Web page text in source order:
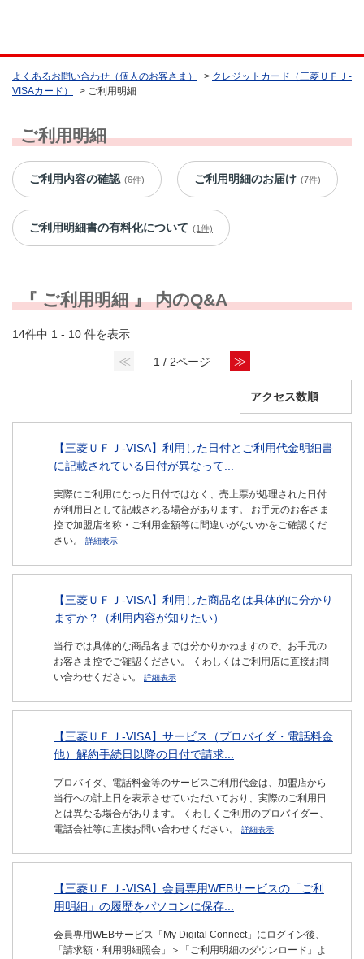
よくあるお問い合わせ（個人のお客さま） > クレジットカード（三菱ＵＦＪ-
VISAカード）
> ご利用明細
ご利用明細
ご利用内容の確認 (6件) ご利用明細のお届け (7件)
ご利用明細書の有料化について (1件)
『 ご利用明細 』 内のQ&A
14件中 1 - 10 件を表示
≪ 1 / 2ページ ≫
【三菱ＵＦＪ-VISA】利用した日付とご利用代金明細書
に記載されている日付が異なって...
実際にご利用になった日付ではなく、売上票が処理された日付
が利用日として記載される場合があります。 お手元のお客さま
控で加盟店名称・ご利用金額等に間違いがないかをご確認くだ
さい。
詳細表示
【三菱ＵＦＪ-VISA】利用した商品名は具体的に分かり
ますか？（利用内容が知りたい）
当行では具体的な商品名までは分かりかねますので、お手元の
お客さま控でご確認ください。 くわしくはご利用店に直接お問
い合わせください。
詳細表示
【三菱ＵＦＪ-VISA】サービス（プロバイダ・電話料金
他）解約手続日以降の日付で請求...
プロバイダ、電話料金等のサービスご利用代金は、加盟店から
当行への計上日を表示させていただいており、実際のご利用日
とは異なる場合があります。 くわしくご利用のプロバイダー、
電話会社等に直接お問い合わせください。
詳細表示
【三菱ＵＦＪ-VISA】会員専用WEBサービスの「ご利
用明細」の履歴をパソコンに保存...
会員専用WEBサービス「My Digital Connect」にログイン後、
「請求額・利用明細照会」＞「ご利用明細のダウンロード」よ